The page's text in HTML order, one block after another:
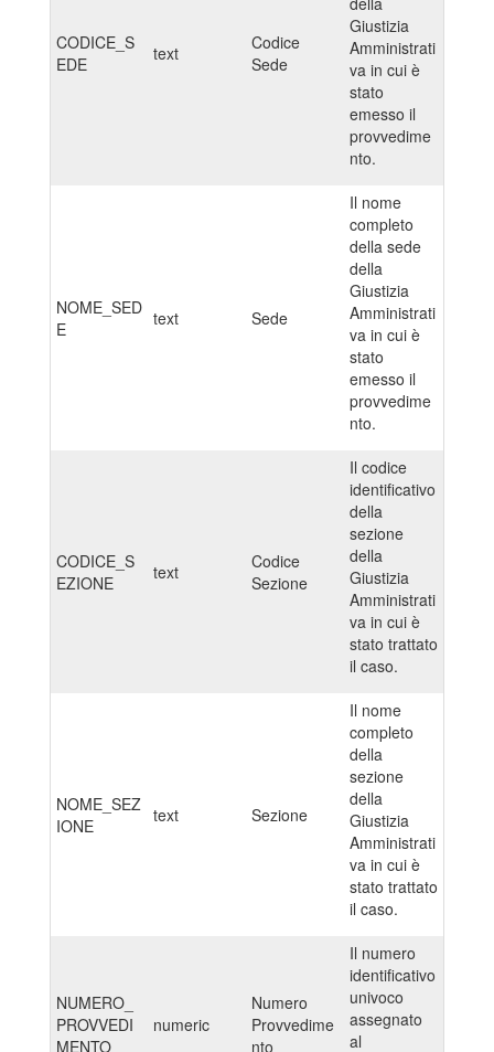
CODICE_S
EDE
text
Codice
Sede
Giustizia
Amministrati
va in cui è
stato
emesso il
provvedime
nto.
NOME_SED
E
text Sede
Il nome
completo
della sede
della
Giustizia
Amministrati
va in cui è
stato
emesso il
provvedime
nto.
CODICE_S
EZIONE
text
Codice
Sezione
Il codice
identificativo
della
sezione
della
Giustizia
Amministrati
va in cui è
stato trattato
il caso.
NOME_SEZ
IONE
text Sezione
Il nome
completo
della
sezione
della
Giustizia
Amministrati
va in cui è
stato trattato
il caso.
NUMERO_
PROVVEDI
MENTO
numeric
Numero
Provvedime
nto
Il numero
identificativo
univoco
assegnato
al